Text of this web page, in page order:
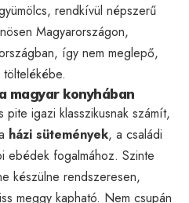
rendkívül népszerű
Magyarországon,
így nem meglepő,
magyar konyhában
igazi klasszikusnak számít,
házi sütemények, a családi
ebédek fogalmához. Szinte
készülne rendszeresen,
meggy kapható. Nem csupán